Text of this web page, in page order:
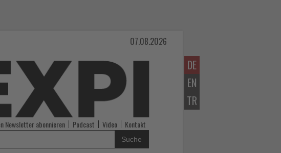
DE
EN
TR
07.08.2026
Newsletter abonnieren Podcast Video Kontakt
Suche